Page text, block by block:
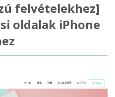
felvételekhez]
oldalak iPhone